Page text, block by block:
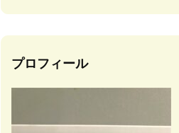
プロフィール